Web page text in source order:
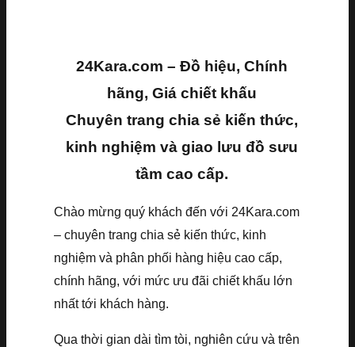
24Kara.com – Đồ hiệu, Chính
hãng, Giá chiết khấu
Chuyên trang chia sẻ kiến thức,
kinh nghiệm và giao lưu đồ sưu
tầm cao cấp.
Chào mừng quý khách đến với 24Kara.com
– chuyên trang chia sẻ kiến thức, kinh
nghiệm và phân phối hàng hiệu cao cấp,
chính hãng, với mức ưu đãi chiết khấu lớn
nhất tới khách hàng.
Qua thời gian dài tìm tòi, nghiên cứu và trên